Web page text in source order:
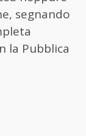
segnando
la Pubblica